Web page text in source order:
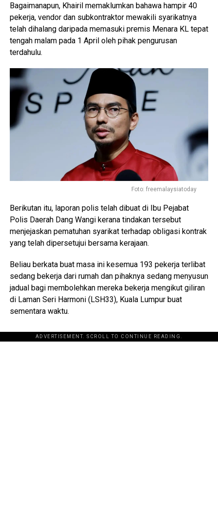
Bagaimanapun, Khairil memaklumkan bahawa hampir 40
pekerja, vendor dan subkontraktor mewakili syarikatnya
telah dihalang daripada memasuki premis Menara KL tepat
tengah malam pada 1 April oleh pihak pengurusan
terdahulu.
Foto: freemalaysiatoday
Berikutan itu, laporan polis telah dibuat di Ibu Pejabat
Polis Daerah Dang Wangi kerana tindakan tersebut
menjejaskan pematuhan syarikat terhadap obligasi kontrak
yang telah dipersetujui bersama kerajaan.
Beliau berkata buat masa ini kesemua 193 pekerja terlibat
sedang bekerja dari rumah dan pihaknya sedang menyusun
jadual bagi membolehkan mereka bekerja mengikut giliran
di Laman Seri Harmoni (LSH33), Kuala Lumpur buat
sementara waktu.
ADVERTISEMENT. SCROLL TO CONTINUE READING.